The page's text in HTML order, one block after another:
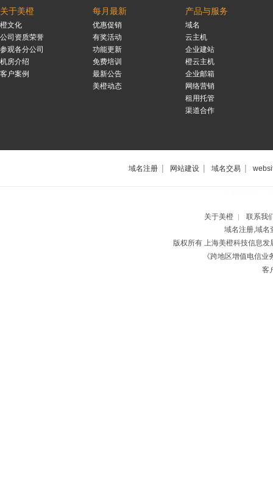
关于美橙
橙文化
公司资质荣誉
参观各分公司
机房介绍
客户案例
每月最新
优惠促销
有奖活动
功能更新
免费培训
最新公告
美橙动态
产品与服务
域名
云主机
企业建站
橙云主机
企业邮箱
网络营销
租用托管
渠道合作
域名注册 | 网站建设 | 域名交易 |
关于美橙 |
联系我
域名注册,域名
版权所有 上海美橙科技信息
《跨地区增值电信
客